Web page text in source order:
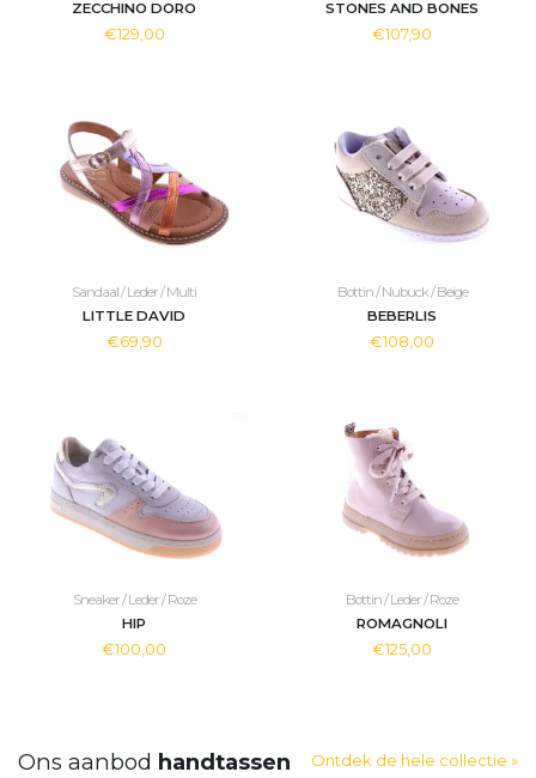
ZECCHINO DORO
€129,00
STONES AND BONES
€107,90
Sandaal / Leder / Multi
LITTLE DAVID
€69,90
Bottin / Nubuck / Beige
BEBERLIS
€108,00
Sneaker / Leder / Roze
HIP
€100,00
Bottin / Leder / Roze
ROMAGNOLI
€125,00
Ons aanbod handtassen Ontdek de hele collectie »